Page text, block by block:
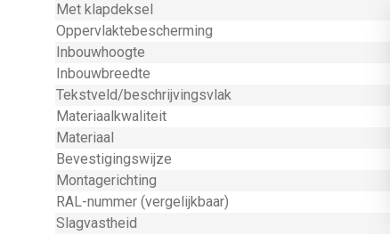
Met klapdeksel
Oppervlaktebescherming
Inbouwhoogte
Inbouwbreedte
Tekstveld/beschrijvingsvlak
Materiaalkwaliteit
Materiaal
Bevestigingswijze
Montagerichting
RAL-nummer (vergelijkbaar)
Slagvastheid